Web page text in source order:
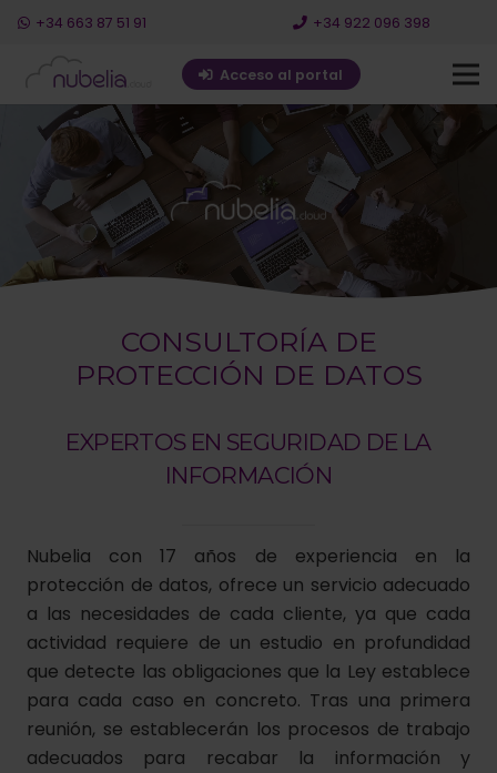
+34 663 87 51 91 +34 922 096 398
Acceso al portal
CONSULTORÍA DE
PROTECCIÓN DE DATOS
EXPERTOS EN SEGURIDAD DE LA
INFORMACIÓN
Nubelia con 17 años de experiencia en la
protección de datos, ofrece un servicio adecuado
a las necesidades de cada cliente, ya que cada
actividad requiere de un estudio en profundidad
que detecte las obligaciones que la Ley establece
para cada caso en concreto. Tras una primera
reunión, se establecerán los procesos de trabajo
adecuados para recabar la información y